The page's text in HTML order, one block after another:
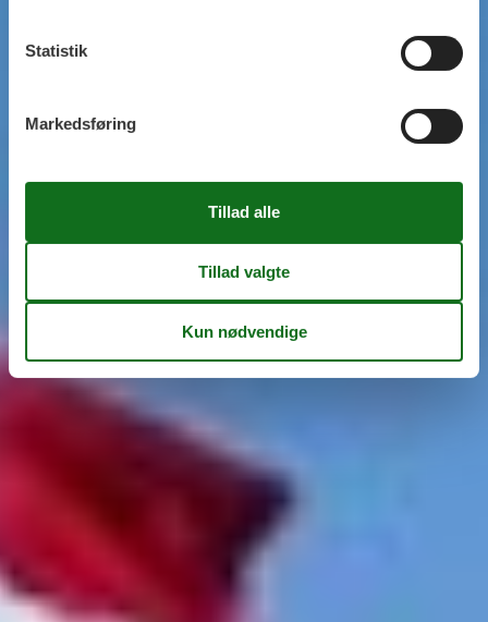
Statistik
Markedsføring